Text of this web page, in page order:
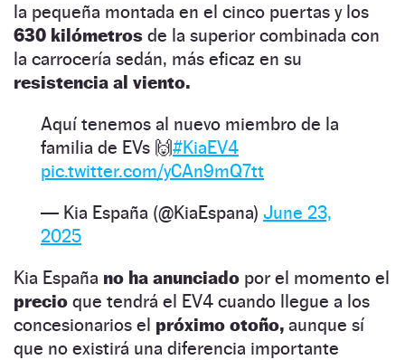
la pequeña montada en el cinco puertas y los
630 kilómetros de la superior combinada con
la carrocería sedán, más eficaz en su
resistencia al viento.
Aquí tenemos al nuevo miembro de la
familia de EVs 🙌#KiaEV4
pic.twitter.com/yCAn9mQ7tt
— Kia España (@KiaEspana) June 23,
2025
Kia España no ha anunciado por el momento el
precio que tendrá el EV4 cuando llegue a los
concesionarios el próximo otoño, aunque sí
que no existirá una diferencia importante